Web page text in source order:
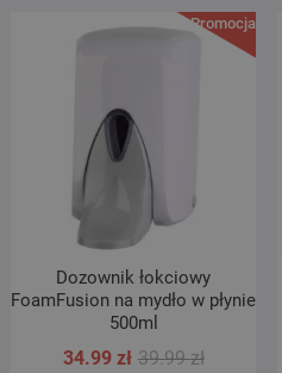
Promocja!
Dozownik łokciowy
FoamFusion na mydło w płynie
500ml
39.99złPierwotna
34.99 zł
Aktualna